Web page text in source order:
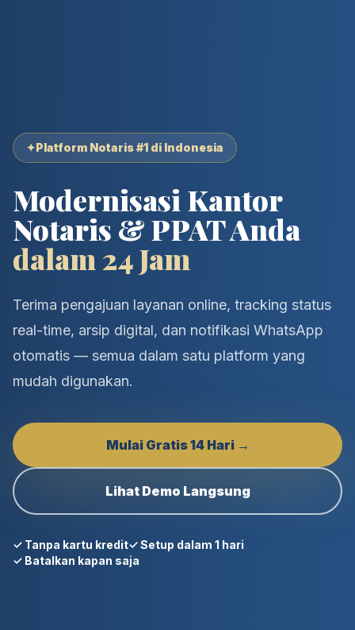
✦Platform Notaris #1 di Indonesia
Modernisasi Kantor
Notaris & PPAT Anda
dalam 24 Jam
Terima pengajuan layanan online, tracking status
real-time, arsip digital, dan notifikasi WhatsApp
otomatis — semua dalam satu platform yang
mudah digunakan.
Mulai Gratis 14 Hari →
Lihat Demo Langsung
✓ Tanpa kartu kredit✓ Setup dalam 1 hari
✓ Batalkan kapan saja